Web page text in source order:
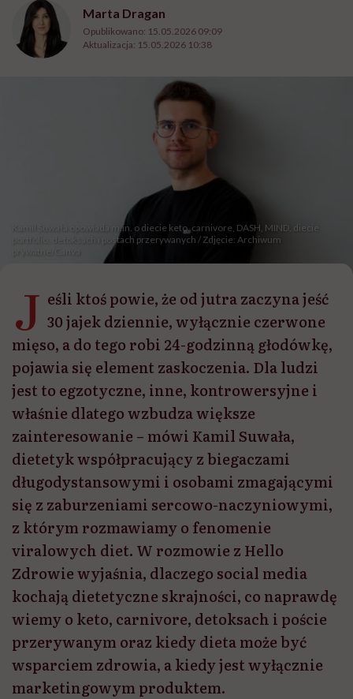
Marta Dragan
Opublikowano: 15.05.2026 09:09
Aktualizacja: 15.05.2026 10:38
Kamil Suwała opowiada m.in. o diecie keto, carnivore, DASH, MIND, diecie
portfolio, detoksach i postach przerywanych / Zdjęcie: Archiwum
J eśli ktoś powie, że od jutra zaczyna jeść
30 jajek dziennie, wyłącznie czerwone
mięso, a do tego robi 24-godzinną głodówkę,
pojawia się element zaskoczenia. Dla ludzi
jest to egzotyczne, inne, kontrowersyjne i
właśnie dlatego wzbudza większe
zainteresowanie – mówi Kamil Suwała,
dietetyk współpracujący z biegaczami
długodystansowymi i osobami zmagającymi
się z zaburzeniami sercowo-naczyniowymi,
z którym rozmawiamy o fenomenie
viralowych diet. W rozmowie z Hello
Zdrowie wyjaśnia, dlaczego social media
kochają dietetyczne skrajności, co naprawdę
wiemy o keto, carnivore, detoksach i poście
przerywanym oraz kiedy dieta może być
wsparciem zdrowia, a kiedy jest wyłącznie
marketingowym produktem.